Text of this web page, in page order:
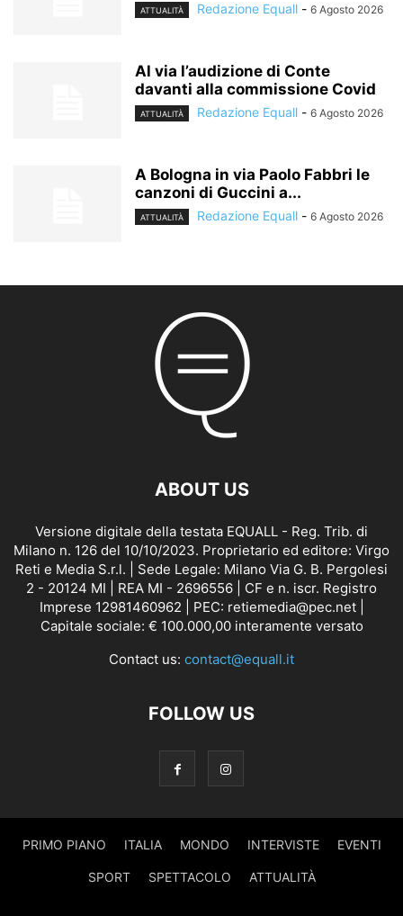
ATTUALITÀ Redazione Equall - 6 Agosto 2026
Al via l’audizione di Conte
davanti alla commissione Covid
ATTUALITÀ Redazione Equall - 6 Agosto 2026
A Bologna in via Paolo Fabbri le
canzoni di Guccini a...
ATTUALITÀ Redazione Equall - 6 Agosto 2026
ABOUT US
Versione digitale della testata EQUALL - Reg. Trib. di
Milano n. 126 del 10/10/2023. Proprietario ed editore: Virgo
Reti e Media S.r.l. | Sede Legale: Milano Via G. B. Pergolesi
2 - 20124 MI | REA MI - 2696556 | CF e n. iscr. Registro
Imprese 12981460962 | PEC: retiemedia@pec.net |
Capitale sociale: € 100.000,00 interamente versato
Contact us: contact@equall.it
FOLLOW US
PRIMO PIANO ITALIA MONDO INTERVISTE EVENTI
SPORT SPETTACOLO ATTUALITÀ